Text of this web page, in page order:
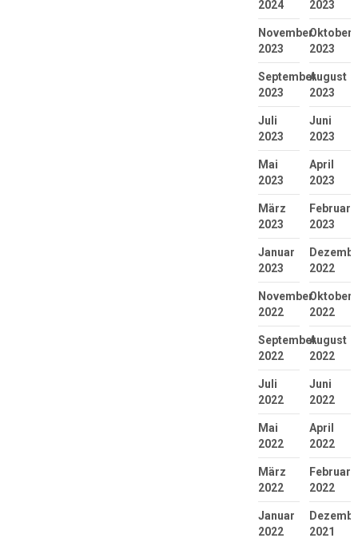
2024 2023
November
2023
Oktober
2023
September
2023
August
2023
Juli
2023
Juni
2023
Mai
2023
April
2023
März
2023
Februar
2023
Januar
2023
2022
November
2022
Oktober
2022
September
2022
August
2022
Juli
2022
Juni
2022
Mai
2022
April
2022
März
2022
Februar
2022
Januar
2022
2021